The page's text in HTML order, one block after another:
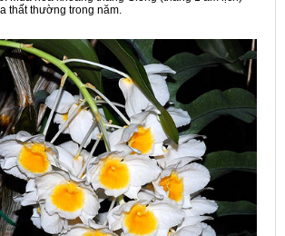
thất thường trong năm.